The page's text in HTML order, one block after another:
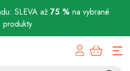
SLEVA až 75 % na vybrané
produkty